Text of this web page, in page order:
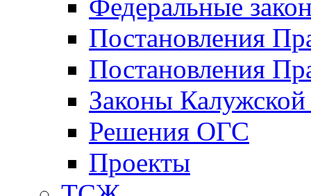
Федеральные
Постановления
Постановления
Законы Калужской
Решения ОГС
Проекты